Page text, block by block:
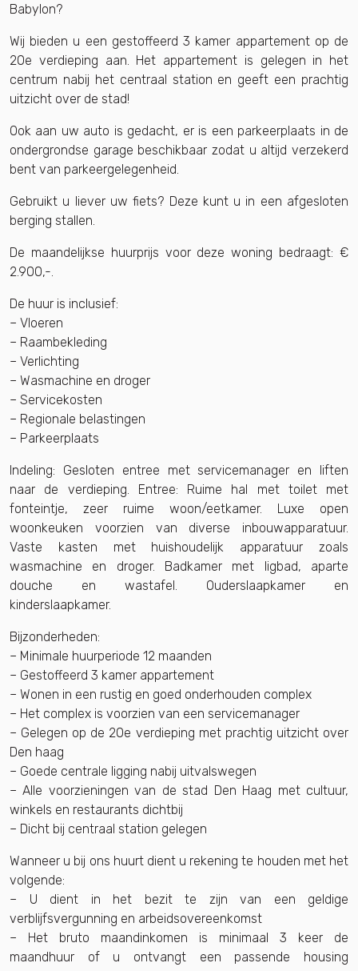
Babylon?
Wij bieden u een gestoffeerd 3 kamer appartement op de
20e verdieping aan. Het appartement is gelegen in het
centrum nabij het centraal station en geeft een prachtig
uitzicht over de stad!
Ook aan uw auto is gedacht, er is een parkeerplaats in de
ondergrondse garage beschikbaar zodat u altijd verzekerd
bent van parkeergelegenheid.
Gebruikt u liever uw fiets? Deze kunt u in een afgesloten
berging stallen.
De maandelijkse huurprijs voor deze woning bedraagt: €
2.900,-.
De huur is inclusief:
– Vloeren
– Raambekleding
– Verlichting
– Wasmachine en droger
– Servicekosten
– Regionale belastingen
– Parkeerplaats
Indeling: Gesloten entree met servicemanager en liften
naar de verdieping. Entree: Ruime hal met toilet met
fonteintje, zeer ruime woon/eetkamer. Luxe open
woonkeuken voorzien van diverse inbouwapparatuur.
Vaste kasten met huishoudelijk apparatuur zoals
wasmachine en droger. Badkamer met ligbad, aparte
douche en wastafel. Ouderslaapkamer en
kinderslaapkamer.
Bijzonderheden:
– Minimale huurperiode 12 maanden
– Gestoffeerd 3 kamer appartement
– Wonen in een rustig en goed onderhouden complex
– Het complex is voorzien van een servicemanager
– Gelegen op de 20e verdieping met prachtig uitzicht over
Den haag
– Goede centrale ligging nabij uitvalswegen
– Alle voorzieningen van de stad Den Haag met cultuur,
winkels en restaurants dichtbij
– Dicht bij centraal station gelegen
Wanneer u bij ons huurt dient u rekening te houden met het
volgende:
– U dient in het bezit te zijn van een geldige
verblijfsvergunning en arbeidsovereenkomst
– Het bruto maandinkomen is minimaal 3 keer de
maandhuur of u ontvangt een passende housing